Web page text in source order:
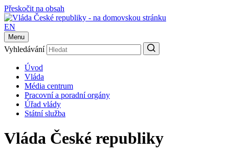
Přeskočit na obsah
EN
Menu
Vyhledávání
Úvod
Vláda
Média centrum
Pracovní a poradní orgány
Úřad vlády
Státní služba
Vláda České republiky